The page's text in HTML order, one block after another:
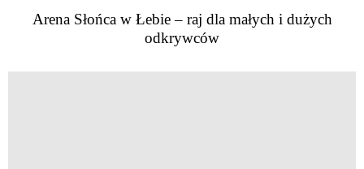
Arena Słońca w Łebie – raj dla małych i dużych
odkrywców